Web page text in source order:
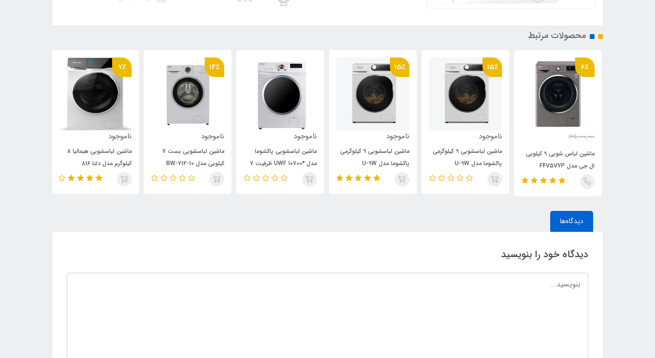
محصولات مرتبط
6٪
165,000,000
156,000,000 تومان
ماشین لباس شویی 9 کیلویی
ال جی مدل F4V5VYP
15٪
ناموجود
ماشین لباسشویی 9 کیلوگرمی
پاکشوما مدل U-9W
15٪
ناموجود
ماشین لباسشویی 9 کیلوگرمی
پاکشوما مدل U-9W
ناموجود
ماشین لباسشویی پاکشوما
مدل *UWF 10700 ظرفیت 7
کیلوگرم
14٪
ناموجود
ماشین لباسشویی بست 7
کیلویی مدل BW-712-10
7٪
ناموجود
ماشین لباسشویی هیمالیا 8
کیلوگرم مدل دلتا 816
دیدگاه‌ها
دیدگاه خود را بنویسید